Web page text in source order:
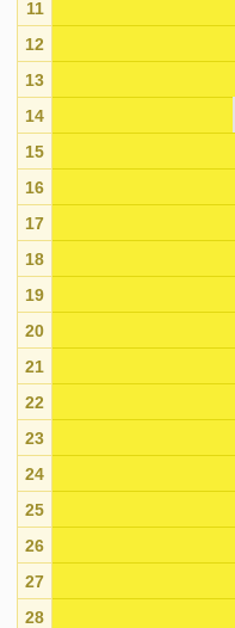
11
12
13
14
15
16
17
18
19
20
21
22
23
24
25
26
27
28